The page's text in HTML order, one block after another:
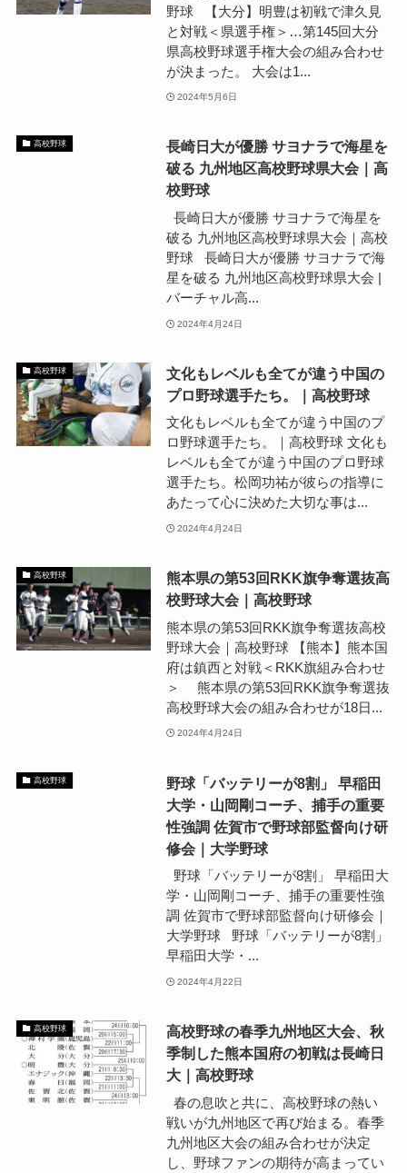
野球 【大分】明豊は初戦で津久見
と対戦＜県選手権＞…第145回大分
県高校野球選手権大会の組み合わせ
が決まった。 大会は1...
2024年5月6日
高校野球
長崎日大が優勝 サヨナラで海星を
破る 九州地区高校野球県大会｜高
校野球
長崎日大が優勝 サヨナラで海星を
破る 九州地区高校野球県大会｜高校
野球 長崎日大が優勝 サヨナラで海
星を破る 九州地区高校野球県大会 |
バーチャル高...
2024年4月24日
高校野球
文化もレベルも全てが違う中国の
プロ野球選手たち。｜高校野球
文化もレベルも全てが違う中国のプ
ロ野球選手たち。｜高校野球 文化も
レベルも全てが違う中国のプロ野球
選手たち。松岡功祐が彼らの指導に
あたって心に決めた大切な事は...
2024年4月24日
高校野球
熊本県の第53回RKK旗争奪選抜高
校野球大会｜高校野球
熊本県の第53回RKK旗争奪選抜高校
野球大会｜高校野球 【熊本】熊本国
府は鎮西と対戦＜RKK旗組み合わせ
＞ 熊本県の第53回RKK旗争奪選抜
高校野球大会の組み合わせが18日...
2024年4月24日
高校野球
野球「バッテリーが8割」 早稲田
大学・山岡剛コーチ、捕手の重要
性強調 佐賀市で野球部監督向け研
修会｜大学野球
野球「バッテリーが8割」 早稲田大
学・山岡剛コーチ、捕手の重要性強
調 佐賀市で野球部監督向け研修会｜
大学野球 野球「バッテリーが8割」
早稲田大学・...
2024年4月22日
高校野球
高校野球の春季九州地区大会、秋
季制した熊本国府の初戦は長崎日
大｜高校野球
春の息吹と共に、高校野球の熱い
戦いが九州地区で再び始まる。春季
九州地区大会の組み合わせが決定
し、野球ファンの期待が高まってい